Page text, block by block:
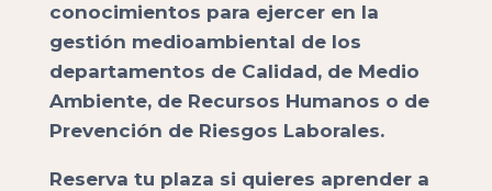
conocimientos para ejercer en la
gestión medioambiental de los
departamentos de Calidad, de Medio
Ambiente, de Recursos Humanos o de
Prevención de Riesgos Laborales.
Reserva tu plaza si quieres aprender a